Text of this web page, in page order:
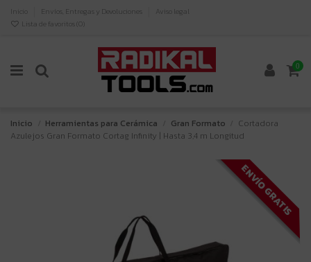
Inicio Envíos, Entregas y Devoluciones
Aviso legal
Lista de favoritos ( 0)
0
Inicio Herramientas para Cerámica Gran Formato
Cortadora
Azulejos Gran Formato Cortag Infinity | Hasta 3,4 m Longitud
ENVÍO GRATIS